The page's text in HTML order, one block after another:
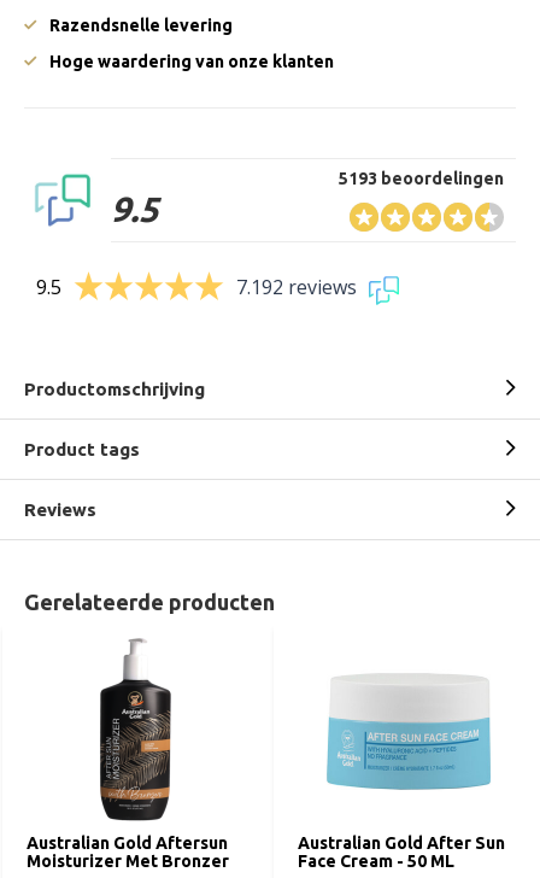
Razendsnelle levering
Hoge waardering van onze klanten
9.5
5193 beoordelingen
9.5 7.192 reviews
Productomschrijving
Product tags
Reviews
Gerelateerde producten
Australian Gold Aftersun
Moisturizer Met Bronzer
Australian Gold After Sun
Face Cream - 50 ML